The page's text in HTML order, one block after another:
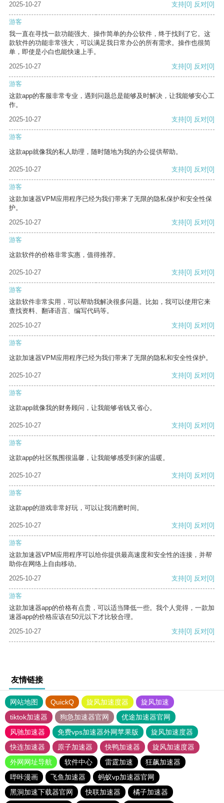
2025-10-27
支持[0] 反对[0]
游客
我一直在寻找一款功能强大、操作简单的办公软件，终于找到了它。这
款软件的功能非常强大，可以满足我日常办公的所有需求。操作也很简
单，即使是小白也能快速上手。
2025-10-27
支持[0] 反对[0]
游客
这款app的客服非常专业，遇到问题总是能够及时解决，让我能够安心工
作。
2025-10-27
支持[0] 反对[0]
游客
这款app就像我的私人助理，随时随地为我的办公提供帮助。
2025-10-27 支持[0] 反对[0]
游客
这款加速器VPM应用程序已经为我们带来了无限的隐私保护和安全性保
护。
2025-10-27
支持[0] 反对[0]
游客
这款软件的价格非常实惠，值得推荐。
2025-10-27 支持[0] 反对[0]
游客
这款软件非常实用，可以帮助我解决很多问题。比如，我可以使用它来
查找资料、翻译语言、编写代码等。
2025-10-27
支持[0] 反对[0]
游客
这款加速器VPM应用程序已经为我们带来了无限的隐私和安全性保护。
2025-10-27 支持[0] 反对[0]
游客
这款app就像我的财务顾问，让我能够省钱又省心。
2025-10-27 支持[0] 反对[0]
游客
这款app的社区氛围很温馨，让我能够感受到家的温暖。
2025-10-27 支持[0] 反对[0]
游客
这款app的游戏非常好玩，可以让我消磨时间。
2025-10-27 支持[0] 反对[0]
游客
这款加速器VPM应用程序可以给你提供最高速度和安全性的连接，并帮
助你在网络上自由移动。
2025-10-27
支持[0] 反对[0]
游客
这款加速器app的价格有点贵，可以适当降低一些。我个人觉得，一款加
速器app的价格应该在50元以下才比较合理。
2025-10-27
支持[0] 反对[0]
友情链接
网站地图 QuickQ 旋风加速度器
旋风加速
tiktok加速器
狗急加速器官网
优途加速器官网
风驰加速器
免费vps加速器外网苹果版
旋风加速度器
快连加速器
原子加速器 快鸭加速器
旋风加速度器
外网网址导航
软件中心 雷霆加速
狂飙加速器
哔咔漫画
飞鱼加速器
蚂蚁vp加速器官网
黑洞加速下载器官网
快联加速器 橘子加速器